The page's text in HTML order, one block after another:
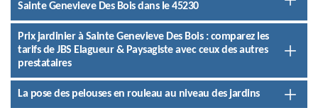
Sainte Genevieve Des Bois dans le 45230
Prix jardinier à Sainte Genevieve Des Bois : comparez les
tarifs de JBS Elagueur & Paysagiste avec ceux des autres
prestataires
La pose des pelouses en rouleau au niveau des jardins